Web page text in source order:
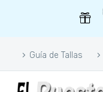
Guía de Tallas